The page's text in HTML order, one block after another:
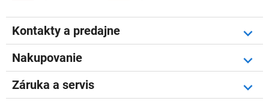
Kontakty a predajne
Nakupovanie
Záruka a servis